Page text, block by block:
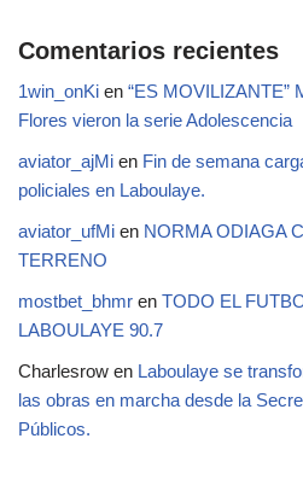
Comentarios recientes
1win_onKi en “ES MOVILIZANTE”
Flores vieron la serie Adolescencia
aviator_ajMi en Fin de semana
policiales en Laboulaye.
aviator_ufMi en NORMA ODIAGA
TERRENO
mostbet_bhmr en TODO EL
LABOULAYE 90.7
Charlesrow en Laboulaye se
las obras en marcha desde la
Públicos.